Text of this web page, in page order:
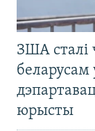
ЗША сталі
беларусам
юрысты